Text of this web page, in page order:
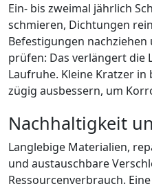
Ein- bis zweimal jährlich
schmieren, Dichtungen
Befestigungen
prüfen: Das verlängert die
Laufruhe. Kleine Kratzer
zügig ausbessern, um
Nachhaltigkeit
Langlebige Materialien,
und austauschbare
Ressourcenverbrauch.